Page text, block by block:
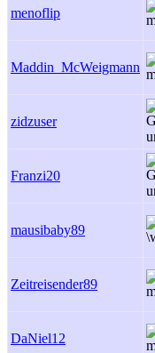
menoflip
Maddin_McWeigmann
zidzuser
Franzi20
mausibaby89
Zeitreisender89
DaNiel12